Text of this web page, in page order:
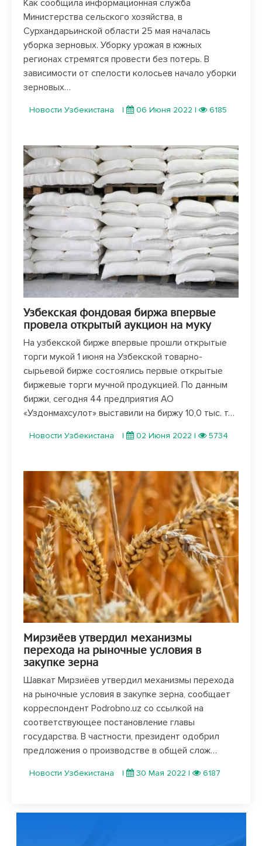
Как сообщила информационная служба
Министерства сельского хозяйства, в
Сурхандарьинской области 25 мая началась
уборка зерновых. Уборку урожая в южных
регионах стремятся провести без потерь. В
зависимости от спелости колосьев начало уборки
зерновых…
Новости Узбекистана | 06 Июня 2022 | 6185
Узбекская фондовая биржа впервые
провела открытый аукцион на муку
На узбекской бирже впервые прошли открытые
торги мукой 1 июня на Узбекской товарно-
сырьевой бирже состоялись первые открытые
биржевые торги мучной продукцией. По данным
биржи, сегодня 44 предприятия АО
«Уздонмахсулот» выставили на биржу 10,0 тыс. т…
Новости Узбекистана | 02 Июня 2022 | 5734
Мирзиёев утвердил механизмы
перехода на рыночные условия в
закупке зерна
Шавкат Мирзиёев утвердил механизмы перехода
на рыночные условия в закупке зерна, сообщает
корреспондент Podrobno.uz со ссылкой на
соответствующее постановление главы
государства. В частности, президент одобрил
предложения о производстве в общей слож…
Новости Узбекистана | 30 Мая 2022 | 6187